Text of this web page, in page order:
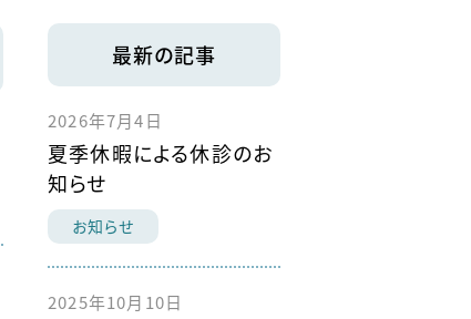
最新の記事
2026年7月4日
夏季休暇による休診のお
知らせ
お知らせ
2025年10月10日